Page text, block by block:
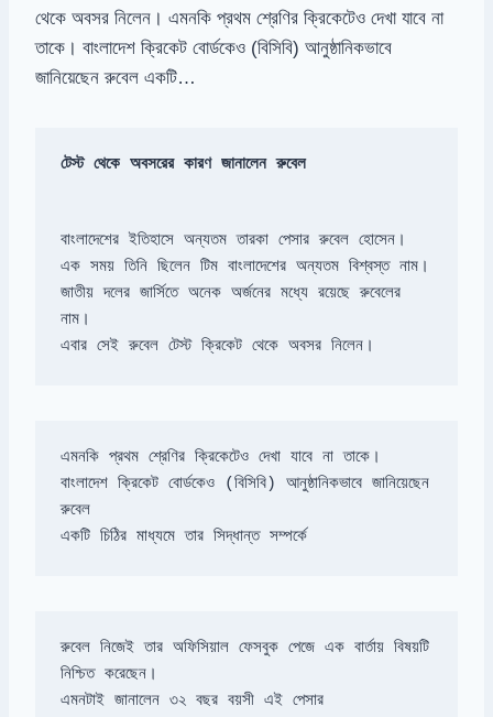
থেকে অবসর নিলেন। এমনকি প্রথম শ্রেণির ক্রিকেটেও দেখা যাবে না
তাকে। বাংলাদেশ ক্রিকেট বোর্ডকেও (বিসিবি) আনুষ্ঠানিকভাবে
জানিয়েছেন রুবেল একটি…
টেস্ট থেকে অবসরের কারণ জানালেন রুবেল
জাতীয় দলের জার্সিতে অনেক অর্জনের মধ্যে রয়েছে রুবেলের
এবার সেই রুবেল টেস্ট ক্রিকেট থেকে অবসর নিলেন।
বাংলাদেশ ক্রিকেট বোর্ডকেও (বিসিবি) আনুষ্ঠানিকভাবে জানিয়েছেন
রুবেল
একটি চিঠির মাধ্যমে তার সিদ্ধান্ত সম্পর্কে
রুবেল নিজেই তার অফিসিয়াল ফেসবুক পেজে এক বার্তায় বিষয়টি
এমনটাই জানালেন ৩২ বছর বয়সী এই পেসার